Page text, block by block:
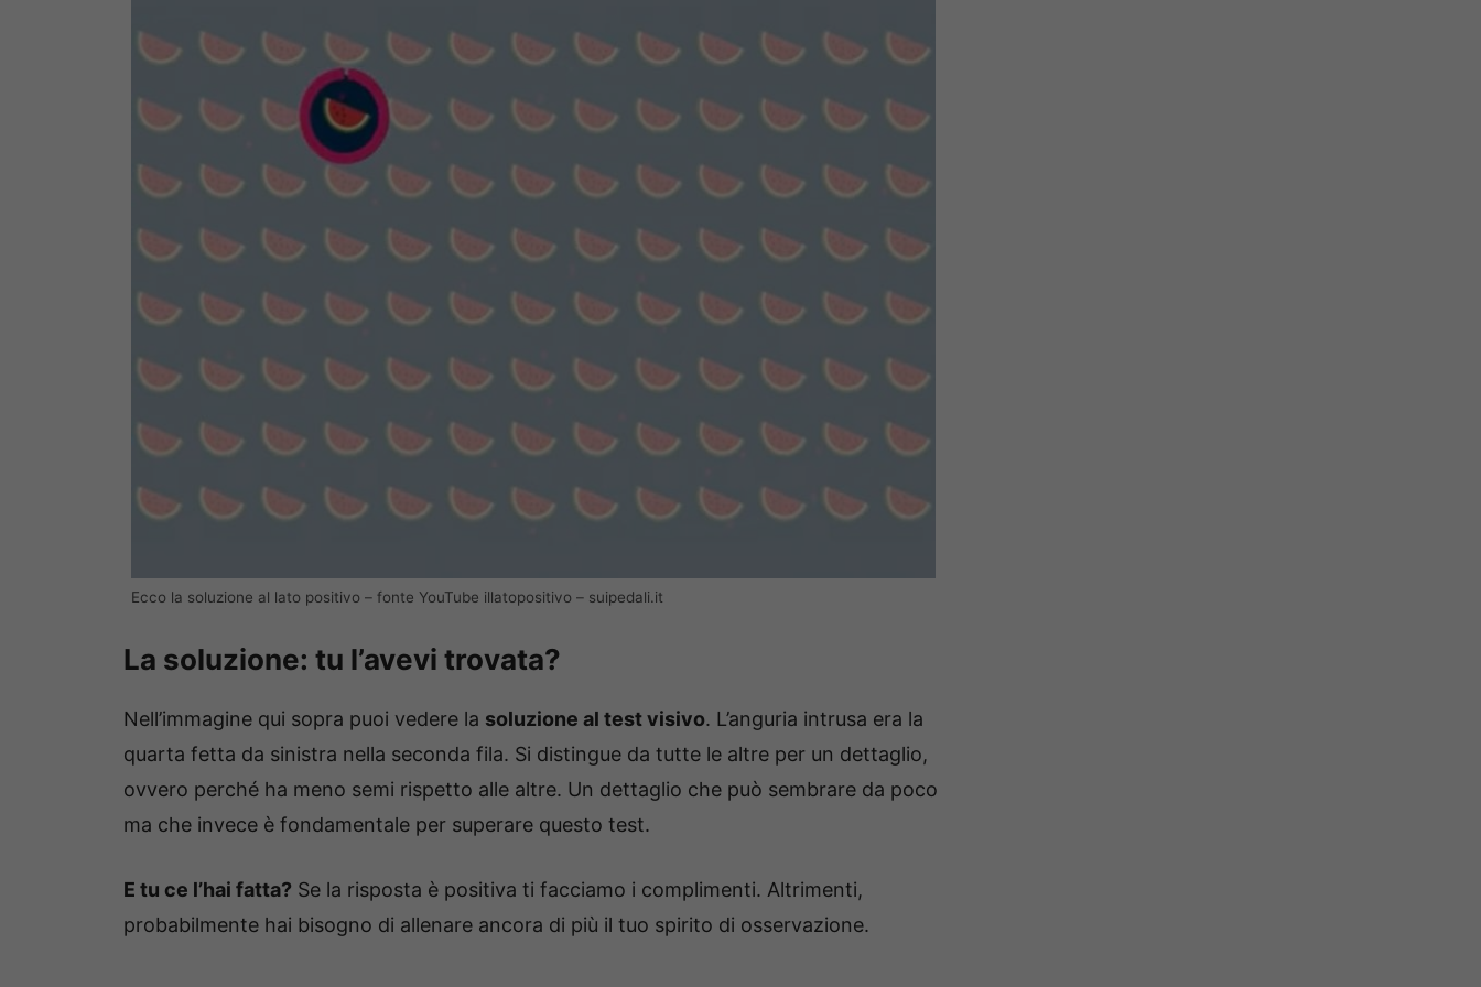
Ecco la soluzione al lato positivo – fonte YouTube illatopositivo – suipedali.it
La soluzione: tu l’avevi trovata?
Nell’immagine qui sopra puoi vedere la soluzione al test visivo. L’anguria intrusa era la
quarta fetta da sinistra nella seconda fila. Si distingue da tutte le altre per un dettaglio,
ovvero perché ha meno semi rispetto alle altre. Un dettaglio che può sembrare da poco
ma che invece è fondamentale per superare questo test.
E tu ce l’hai fatta? Se la risposta è positiva ti facciamo i complimenti. Altrimenti,
probabilmente hai bisogno di allenare ancora di più il tuo spirito di osservazione.